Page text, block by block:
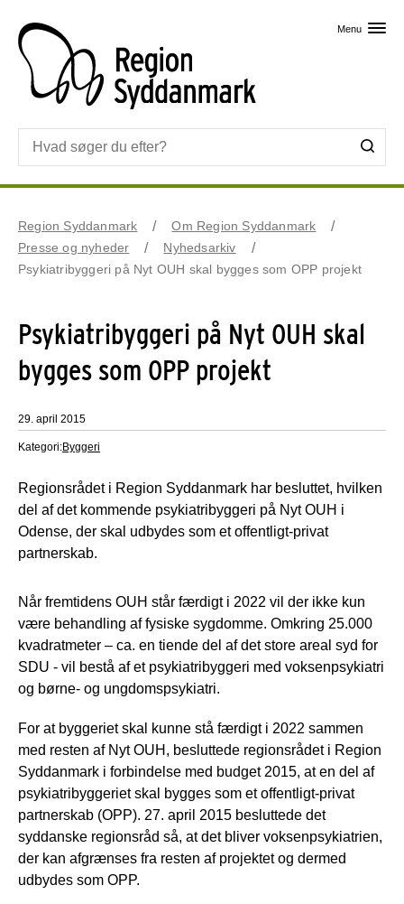
Menu
Region Syddanmark
Om Region Syddanmark
Presse og nyheder
Nyhedsarkiv
Psykiatribyggeri på Nyt OUH skal bygges som OPP projekt
Psykiatribyggeri på Nyt OUH skal
bygges som OPP projekt
29. april 2015
Kategori:Byggeri
Regionsrådet i Region Syddanmark har besluttet, hvilken
del af det kommende psykiatribyggeri på Nyt OUH i
Odense, der skal udbydes som et offentligt-privat
partnerskab.
Når fremtidens OUH står færdigt i 2022 vil der ikke kun
være behandling af fysiske sygdomme. Omkring 25.000
kvadratmeter – ca. en tiende del af det store areal syd for
SDU - vil bestå af et psykiatribyggeri med voksenpsykiatri
og børne- og ungdomspsykiatri.
For at byggeriet skal kunne stå færdigt i 2022 sammen
med resten af Nyt OUH, besluttede regionsrådet i Region
Syddanmark i forbindelse med budget 2015, at en del af
psykiatribyggeriet skal bygges som et offentligt-privat
partnerskab (OPP). 27. april 2015 besluttede det
syddanske regionsråd så, at det bliver voksenpsykiatrien,
der kan afgrænses fra resten af projektet og dermed
udbydes som OPP.